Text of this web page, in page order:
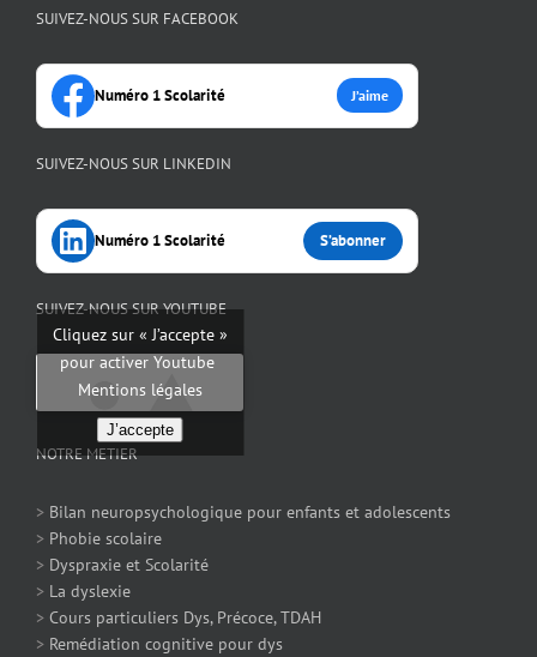
SUIVEZ-NOUS SUR FACEBOOK
Numéro 1 Scolarité J’aime
SUIVEZ-NOUS SUR LINKEDIN
Numéro 1 Scolarité S’abonner
SUIVEZ-NOUS SUR YOUTUBE
Cliquez sur « J’accepte »
pour activer Youtube
Mentions légales
J’accepte
NOTRE METIER
> Bilan neuropsychologique pour enfants et adolescents
> Phobie scolaire
> Dyspraxie et Scolarité
> La dyslexie
> Cours particuliers Dys, Précoce, TDAH
> Remédiation cognitive pour dys